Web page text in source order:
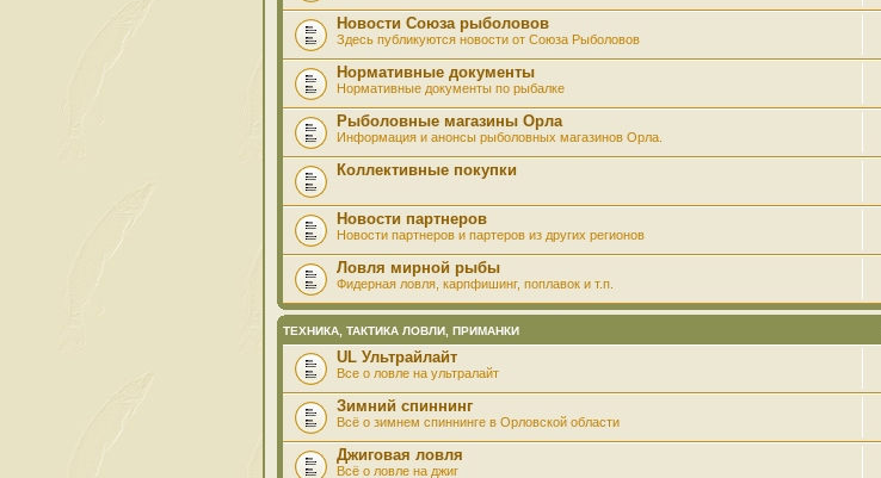
Новости Союза рыболовов
Здесь публикуются новости от Союза Рыболовов
Нормативные документы
Нормативные документы по рыбалке
Рыболовные магазины Орла
Информация и анонсы рыболовных магазинов Орла.
Коллективные покупки
Новости партнеров
Новости партнеров и партеров из других регионов
Ловля мирной рыбы
Фидерная ловля, карпфишинг, поплавок и т.п.
ТЕХНИКА, ТАКТИКА ЛОВЛИ, ПРИМАНКИ
UL Ультрайлайт
Все о ловле на ультралайт
Зимний спиннинг
Всё о зимнем спиннинге в Орловской области
Джиговая ловля
Всё о ловле на джиг